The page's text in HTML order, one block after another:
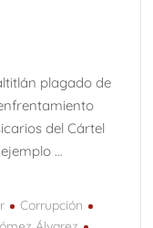
plagado de
del Cártel
…
Corrupción